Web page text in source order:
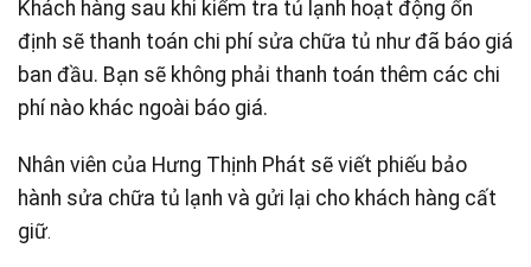
Khách hàng sau khi kiểm tra tủ lạnh hoạt động ổn
định sẽ thanh toán chi phí sửa chữa tủ như đã báo giá
ban đầu. Bạn sẽ không phải thanh toán thêm các chi
phí nào khác ngoài báo giá.
Nhân viên của Hưng Thịnh Phát sẽ viết phiếu bảo
hành sửa chữa tủ lạnh và gửi lại cho khách hàng cất
giữ.